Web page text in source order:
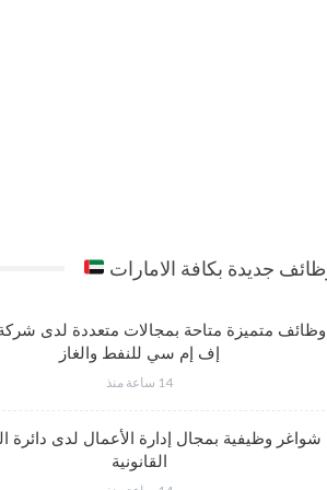
جديدة بكافة الامارات
وظائف متميزة متاحة بمجالات متعددة لدى
إف إم سي للنفط والغاز
14 ساعة منذ
شواغر وظيفية بمجال إدارة الأعمال لدى دائرة
القانونية